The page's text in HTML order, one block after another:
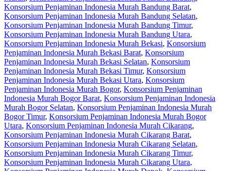
Konsorsium Penjaminan Indonesia Murah Bandung Barat,
Konsorsium Penjaminan Indonesia Murah Bandung Selatan,
Konsorsium Penjaminan Indonesia Murah Bandung Timur,
Konsorsium Penjaminan Indonesia Murah Bandung Utara,
Konsorsium Penjaminan Indonesia Murah Bekasi, Konsorsium
Penjaminan Indonesia Murah Bekasi Barat, Konsorsium
Penjaminan Indonesia Murah Bekasi Selatan, Konsorsium
Penjaminan Indonesia Murah Bekasi Timur, Konsorsium
Penjaminan Indonesia Murah Bekasi Utara, Konsorsium
Penjaminan Indonesia Murah Bogor, Konsorsium Penjaminan
Indonesia Murah Bogor Barat, Konsorsium Penjaminan Indonesia
Murah Bogor Selatan, Konsorsium Penjaminan Indonesia Murah
Bogor Timur, Konsorsium Penjaminan Indonesia Murah Bogor
Utara, Konsorsium Penjaminan Indonesia Murah Cikarang,
Konsorsium Penjaminan Indonesia Murah Cikarang Barat,
Konsorsium Penjaminan Indonesia Murah Cikarang Selatan,
Konsorsium Penjaminan Indonesia Murah Cikarang Timur,
Konsorsium Penjaminan Indonesia Murah Cikarang Utara,